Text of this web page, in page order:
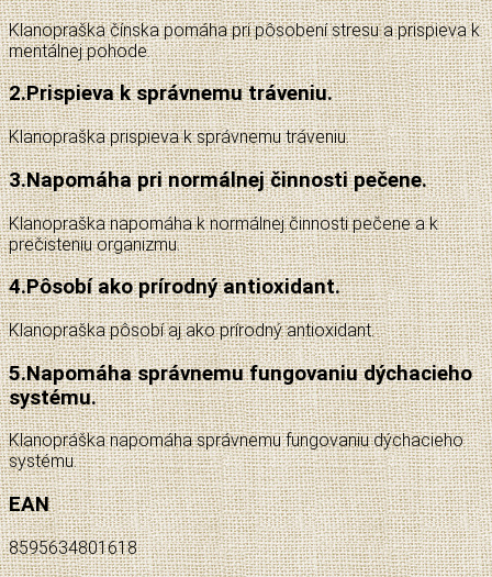
Klanopraška čínska pomáha pri pôsobení stresu a prispieva k
mentálnej pohode.
2.Prispieva k správnemu tráveniu.
Klanopraška prispieva k správnemu tráveniu.
3.Napomáha pri normálnej činnosti pečene.
Klanopraška napomáha k normálnej činnosti pečene a k
prečisteniu organizmu.
4.Pôsobí ako prírodný antioxidant.
Klanopraška pôsobí aj ako prírodný antioxidant.
5.Napomáha správnemu fungovaniu dýchacieho
systému.
Klanopráška napomáha správnemu fungovaniu dýchacieho
systému.
EAN
8595634801618